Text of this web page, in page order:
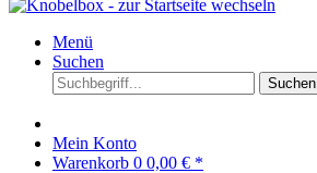
Menü
Suchen
Suchen
Mein Konto
Warenkorb 0 0,00 € *